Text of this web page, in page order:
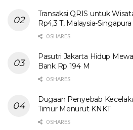
Transaksi QRIS untuk
Rp4,3 T, Malaysia-
0 SHARES
Pasutri Jakarta Hidup
Bank Rp 194 M
0 SHARES
Dugaan Penyebab
Timur Menurut KNKT
0 SHARES